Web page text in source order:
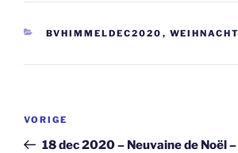
CATEGORIEËN
BVHIMMELDEC2020 ,
Vorig
bericht
VORIGE
18 dec 2020 – Neuvaine de Noël